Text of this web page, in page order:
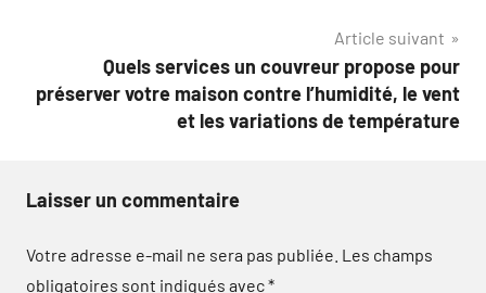
Article suivant
Quels services un couvreur propose pour
préserver votre maison contre l’humidité, le vent
et les variations de température
Laisser un commentaire
Votre adresse e-mail ne sera pas publiée. Les champs
obligatoires sont indiqués avec*